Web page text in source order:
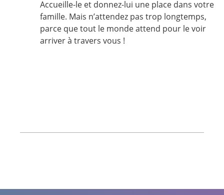
Accueille-le et donnez-lui une place dans votre
famille. Mais n’attendez pas trop longtemps,
parce que tout le monde attend pour le voir
arriver à travers vous !